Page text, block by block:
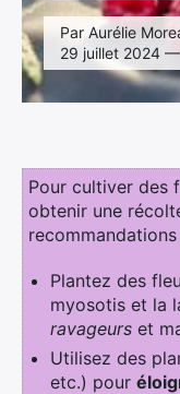
Par Aurélie
29 juillet 2024
Pour cultiver des
obtenir une
recommandations
Plantez des
myosotis et la
ravageurs et
Utilisez des
etc.) pour